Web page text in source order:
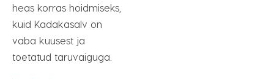
heas korras hoidmiseks,
kuid Kadakasalv on
vaba kuusest ja
toetatud taruvaiguga.